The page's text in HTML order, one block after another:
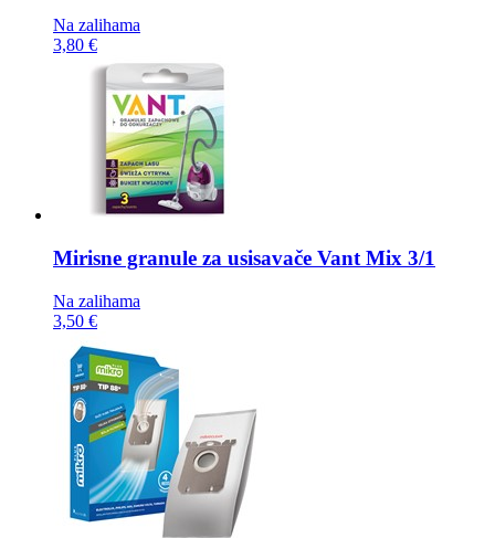
Na zalihama
3,80 €
Mirisne granule za usisavače Vant Mix 3/1
Na zalihama
3,50 €